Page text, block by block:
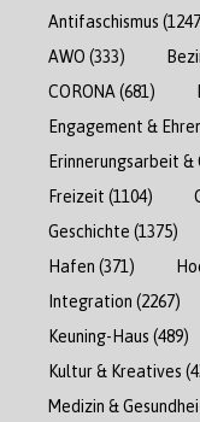
Antifaschismus
AWO (333)
CORONA (681)
Engagement &
Erinnerungsarbeit &
Freizeit (1104)
Geschichte (1375)
Hafen (371)
Integration (2267)
Keuning-Haus (489)
Kultur & Kreatives
Medizin &